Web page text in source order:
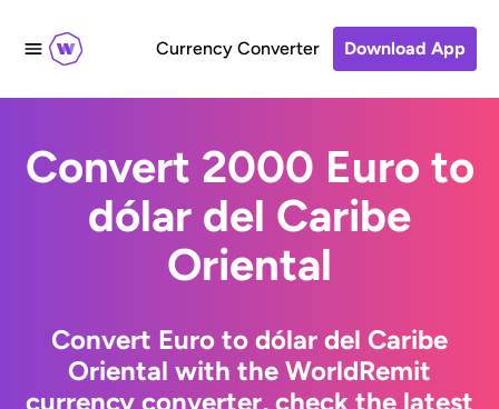
Currency Converter Download App
Convert 2000 Euro to
dólar del Caribe
Oriental
Convert Euro to dólar del Caribe
Oriental with the WorldRemit
currency converter, check the latest